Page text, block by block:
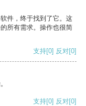
件，终于找到了它。这
所有需求。操作也很简
支持[0] 反对[0]
支持[0] 反对[0]